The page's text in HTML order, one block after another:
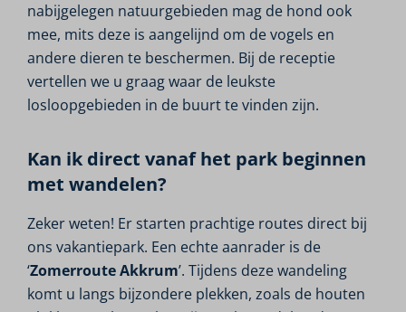
nabijgelegen natuurgebieden mag de hond ook
mee, mits deze is aangelijnd om de vogels en
andere dieren te beschermen. Bij de receptie
vertellen we u graag waar de leukste
losloopgebieden in de buurt te vinden zijn.
Kan ik direct vanaf het park beginnen
met wandelen?
Zeker weten! Er starten prachtige routes direct bij
ons vakantiepark. Een echte aanrader is de
‘ZomerrouteAkkrum’. Tijdens deze wandeling
komt u langs bijzondere plekken, zoals de houten